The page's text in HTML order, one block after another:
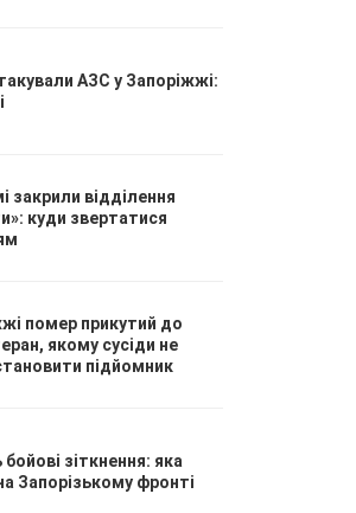
АЗС у Запоріжжі:
закрили відділення
куди звертатися
помер прикутий до
якому сусіди не
підйомник
зіткнення: яка
Запорізькому фронті